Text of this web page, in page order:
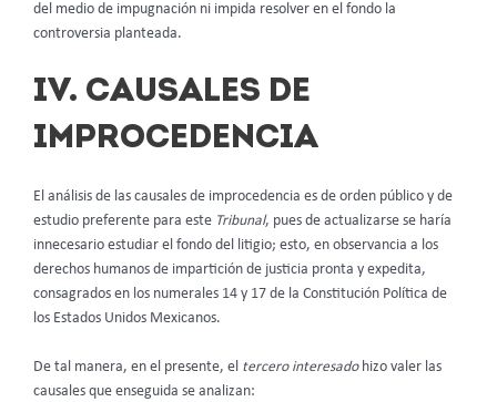
del medio de impugnación ni impida resolver en el fondo la
controversia planteada.
IV. CAUSALES DE
IMPROCEDENCIA
El análisis de las causales de improcedencia es de orden público y de
estudio preferente para este Tribunal, pues de actualizarse se haría
innecesario estudiar el fondo del litigio; esto, en observancia a los
derechos humanos de impartición de justicia pronta y expedita,
consagrados en los numerales 14 y 17 de la Constitución Política de
los Estados Unidos Mexicanos.
De tal manera, en el presente, el tercero interesado hizo valer las
causales que enseguida se analizan: